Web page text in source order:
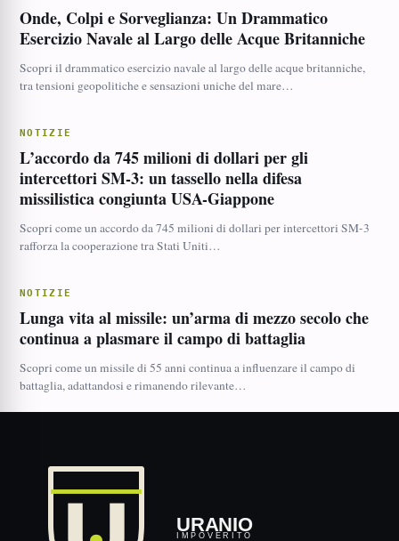
Onde, Colpi e Sorveglianza: Un Drammatico
Esercizio Navale al Largo delle Acque Britanniche
Scopri il drammatico esercizio navale al largo delle acque britanniche,
tra tensioni geopolitiche e sensazioni uniche del mare…
NOTIZIE
L’accordo da 745 milioni di dollari per gli
intercettori SM-3: un tassello nella difesa
missilistica congiunta USA-Giappone
Scopri come un accordo da 745 milioni di dollari per intercettori SM-3
rafforza la cooperazione tra Stati Uniti…
NOTIZIE
Lunga vita al missile: un’arma di mezzo secolo che
continua a plasmare il campo di battaglia
Scopri come un missile di 55 anni continua a influenzare il campo di
battaglia, adattandosi e rimanendo rilevante…
URANIO
IMPOVERITO